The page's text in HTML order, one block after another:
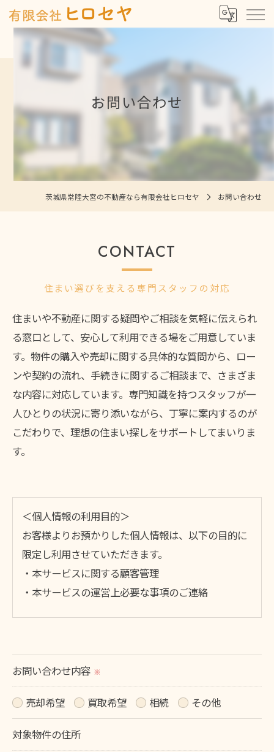
お問い合わせ
茨城県常陸大宮の不動産なら有限会社ヒロセヤ お問い合わせ
住まい選びを支える専門スタッフの対応
CONTACT
住まいや不動産に関する疑問やご相談を気軽に伝えられ
る窓口として、安心して利用できる場をご用意していま
す。物件の購入や売却に関する具体的な質問から、ロー
ンや契約の流れ、手続きに関するご相談まで、さまざま
な内容に対応しています。専門知識を持つスタッフが一
人ひとりの状況に寄り添いながら、丁寧に案内するのが
こだわりで、理想の住まい探しをサポートしてまいりま
す。
＜個人情報の利用目的＞
お客様よりお預かりした個人情報は、以下の目的に
限定し利用させていただきます。
・本サービスに関する顧客管理
・本サービスの運営上必要な事項のご連絡
られた場合を除き、
取得した個人情報を第三者に提供することはいたし
ません。
＜個人情報の委託について＞
お問い合わせ内容 ※
売却希望 買取希望 相続 その他
対象物件の住所